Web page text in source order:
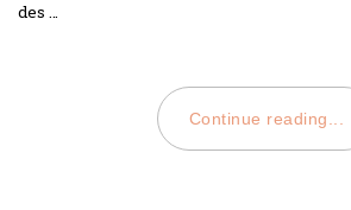
des …
Continue reading...